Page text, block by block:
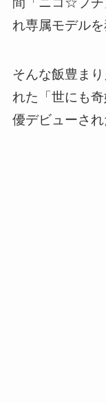
れ専属モデル
そんな飯豊ま
れた「世にも
優デビューさ